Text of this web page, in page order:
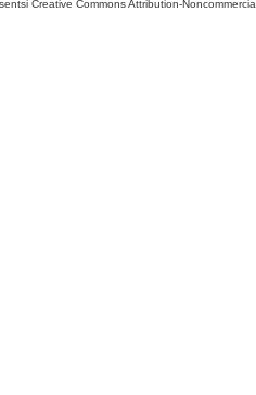
Creative Commons Attribution-